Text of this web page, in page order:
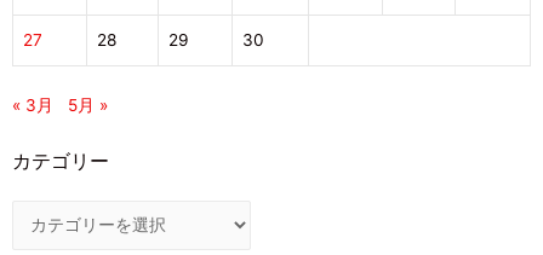
27 28 29 30
« 3月 5月 »
カテゴリー